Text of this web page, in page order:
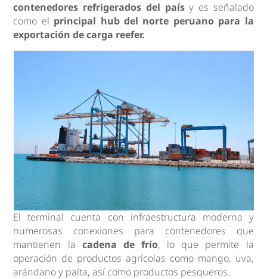
contenedores refrigerados del paísy es señalado
como el principal hub del norte peruano para la
exportación de carga reefer.
El terminal cuenta con infraestructura moderna y
numerosas conexiones para contenedores que
mantienen la cadena de frío, lo que permite la
operación de productos agrícolas como mango, uva,
arándano y palta, así como productos pesqueros.